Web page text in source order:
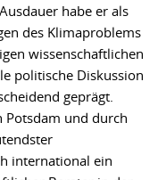
habe er als
des Klimaproblems
wissenschaftlichen
politische Diskussion
geprägt.
Potsdam und durch
international ein